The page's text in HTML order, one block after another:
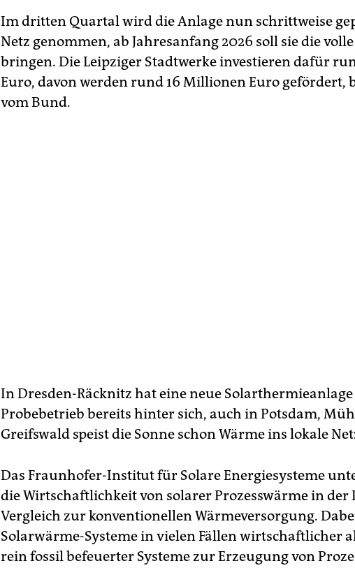
Im dritten Quartal wird die Anlage nun schrittweise
Netz genommen, ab Jahresanfang 2026 soll sie die
bringen. Die Leipziger Stadtwerke investieren dafür
Euro, davon werden rund 16 Millionen Euro gefördert,
vom Bund.
In Dresden-Räcknitz hat eine neue
Probebetrieb bereits hinter sich, auch in Potsdam,
Greifswald speist die Sonne schon Wärme ins lokale
Das Fraunhofer-Institut für Solare Energiesysteme
die Wirtschaftlichkeit von solarer Prozesswärme in
Vergleich zur konventionellen Wärmeversorgung.
Solarwärme-Systeme in vielen Fällen wirtschaftlicher
rein fossil befeuerter Systeme zur Erzeugung von